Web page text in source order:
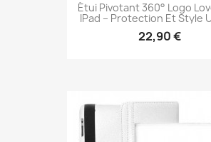
Étui Pivotant 360° Logo
IPad – Protection Et Style
22,90 €